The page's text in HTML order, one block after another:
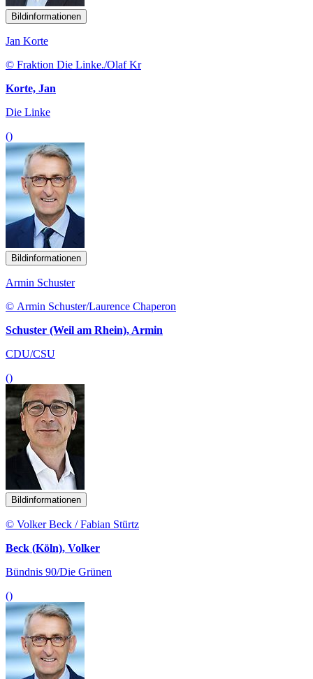
Bildinformationen
Jan Korte
© Fraktion Die Linke./Olaf Kr
Korte, Jan
Die Linke
()
Bildinformationen
Armin Schuster
© Armin Schuster/Laurence Chaperon
Schuster (Weil am Rhein), Armin
CDU/CSU
()
Bildinformationen
© Volker Beck / Fabian Stürtz
Beck (Köln), Volker
Bündnis 90/Die Grünen
()